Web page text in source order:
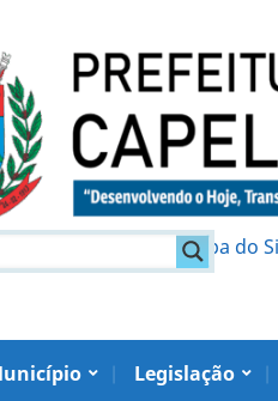
Mapa do
Legislação